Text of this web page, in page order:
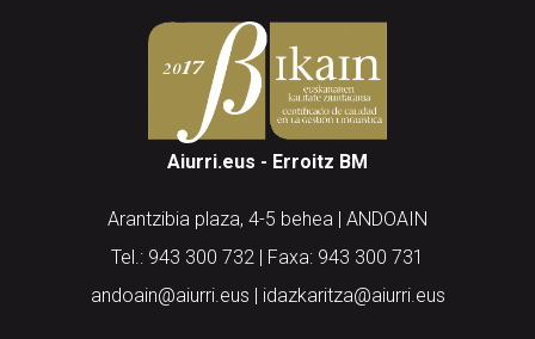
Aiurri.eus - Erroitz BM
Arantzibia plaza, 4-5 behea | ANDOAIN
Tel.: 943 300 732 | Faxa: 943 300 731
andoain@aiurri.eus | idazkaritza@aiurri.eus